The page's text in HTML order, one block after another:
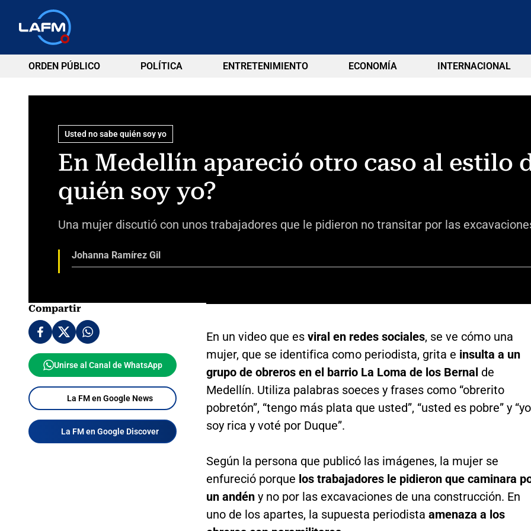
ORDEN PÚBLICO POLÍTICA ENTRETENIMIENTO ECONOMÍA INTERNACIONAL
Usted no sabe quién soy yo
En Medellín apareció otro caso al estilo
quién soy yo?
Una mujer discutió con unos trabajadores que le pidieron no transitar por las
Johanna Ramírez Gil
Compartir
Unirse al Canal de WhatsApp
La FM en Google News
La FM en Google Discover
En un video que esviral en redes sociales, se ve cómo una
mujer, que se identifica como periodista, grita e insulta a un
grupo de obreros en el barrio La Loma de los Bernal de
Medellín. Utiliza palabras soeces y frases como “obrerito
pobretón”, “tengo más plata que usted”, “usted es pobre” y “yo
soy rica y voté por Duque”.
Según la persona que publicó las imágenes, la mujer se
enfureció porque los trabajadores le pidieron que caminara
un andény no por las excavaciones de una construcción. En
uno de los apartes, la supuesta periodista amenaza a los